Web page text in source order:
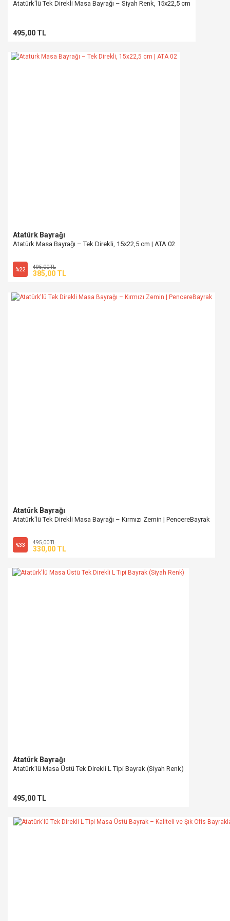
Atatürk'lü Tek Direkli Masa Bayrağı – Siyah Renk, 15x22,5 cm
495,00 TL
Atatürk Bayrağı
Atatürk Masa Bayrağı – Tek Direkli, 15x22,5 cm | ATA 02
%22 495,00 TL
385,00 TL
Atatürk Bayrağı
Atatürk'lü Tek Direkli Masa Bayrağı – Kırmızı Zemin | PencereBayrak
%33 495,00 TL
330,00 TL
Atatürk Bayrağı
Atatürk'lü Masa Üstü Tek Direkli L Tipi Bayrak (Siyah Renk)
495,00 TL